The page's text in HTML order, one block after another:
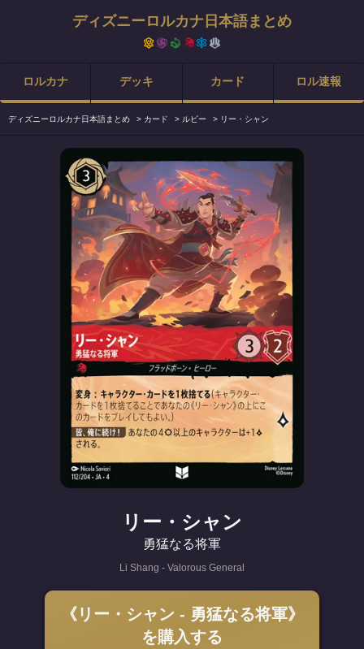
ディズニーロルカナ日本語まとめ
ロルカナ デッキ カード ロル速報
ディズニーロルカナ日本語まとめ > カード > ルビー > リー・シャン
リー・シャン
勇猛なる将軍
Li Shang - Valorous General
《リー・シャン - 勇猛なる将軍》
を購入する